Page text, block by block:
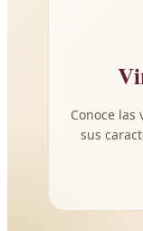
Conoce las
sus